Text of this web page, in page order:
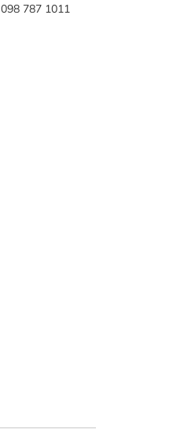
098 787 1011